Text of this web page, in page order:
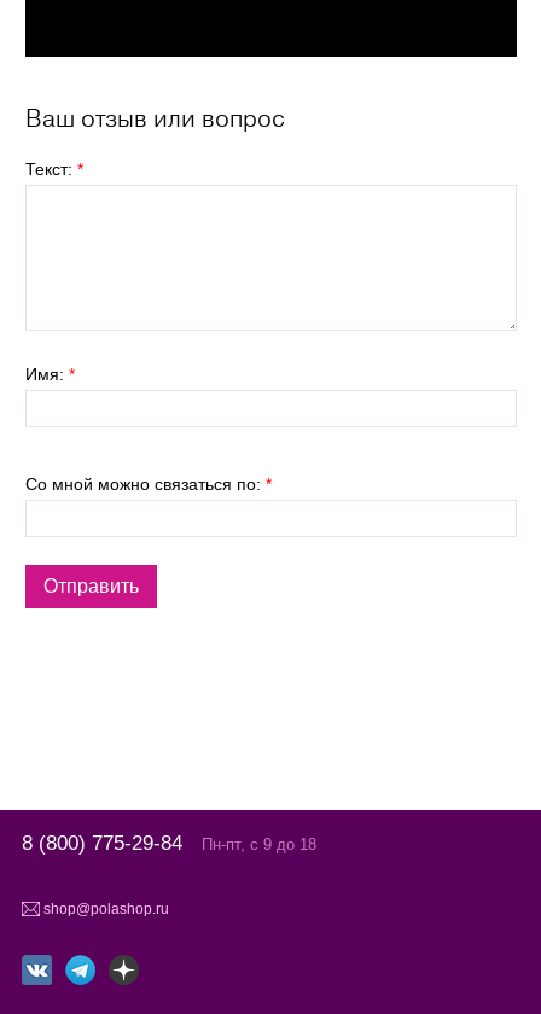
Ваш отзыв или вопрос
Текст: *
Имя: *
Со мной можно связаться по: *
8 (800) 775-29-84 Пн-пт, с 9 до 18
shop@polashop.ru